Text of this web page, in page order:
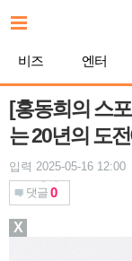
문
기
비즈 엔터
[홍동희의 스
는 20년의 도
입력 2025-05-16 12:00
댓글 0
X